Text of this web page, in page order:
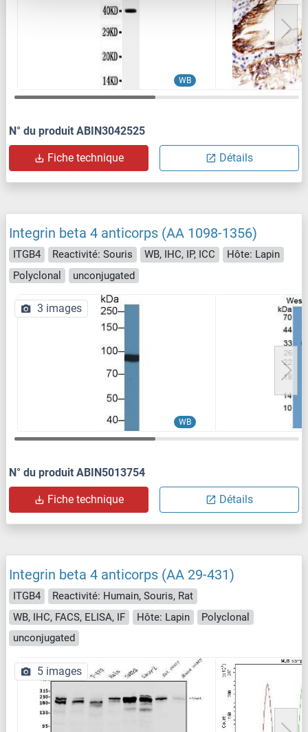
WB
N° du produit ABIN3042525
Fiche technique Détails
Integrin beta 4 anticorps (AA 1098-1356)
ITGB4 Reactivité: Souris WB, IHC, IP, ICC
Hôte: Lapin
Polyclonal
unconjugated
WB
3 images
N° du produit ABIN5013754
Fiche technique Détails
Integrin beta 4 anticorps (AA 29-431)
ITGB4
Reactivité: Humain, Souris, Rat
WB, IHC, FACS, ELISA, IF
Hôte: Lapin
Polyclonal
unconjugated
5 images